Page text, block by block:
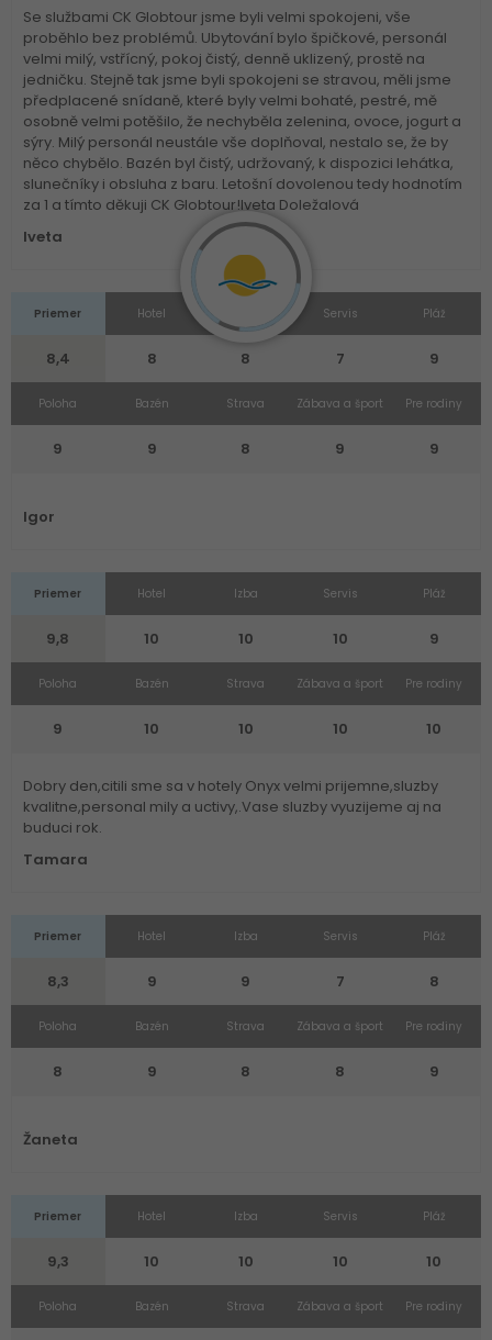
Se službami CK Globtour jsme byli velmi spokojeni, vše
proběhlo bez problémů. Ubytování bylo špičkové, personál
velmi milý, vstřícný, pokoj čistý, denně uklizený, prostě na
jedničku. Stejně tak jsme byli spokojeni se stravou, měli jsme
předplacené snídaně, které byly velmi bohaté, pestré, mě
osobně velmi potěšilo, že nechyběla zelenina, ovoce, jogurt a
sýry. Milý personál neustále vše doplňoval, nestalo se, že by
něco chybělo. Bazén byl čistý, udržovaný, k dispozici lehátka,
slunečníky i obsluha z baru. Letošní dovolenou tedy hodnotím
za 1 a tímto děkuji CK Globtour!Iveta Doležalová
Iveta
Priemer
8,4
Hotel
8 8
Servis
7
Pláž
9
Poloha
9
Bazén
9
Strava
8
Zábava a šport
9
Pre rodiny
9
Igor
Priemer
9,8
Hotel
10
Izba
10
Servis
10
Pláž
9
Poloha
9
Bazén
10
Strava
10
Zábava a šport
10
Pre rodiny
10
Dobry den,citili sme sa v hotely Onyx velmi prijemne,sluzby
kvalitne,personal mily a uctivy,.Vase sluzby vyuzijeme aj na
buduci rok.
Tamara
Priemer
8,3
Hotel
9
Izba
9
Servis
7
Pláž
8
Poloha
8
Bazén
9
Strava
8
Zábava a šport
8
Pre rodiny
9
Žaneta
Priemer
9,3
Hotel
10
Izba
10
Servis
10
Pláž
10
Poloha Bazén Strava Zábava a šport Pre rodiny